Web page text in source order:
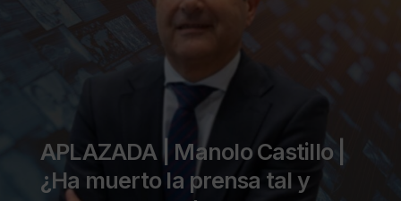
APLAZADA | Manolo Castillo |
¿Ha muerto la prensa tal y